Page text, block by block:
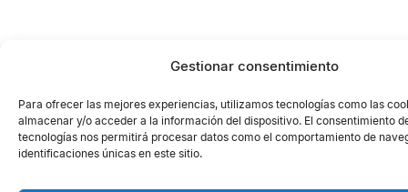
Gestionar consentimiento
Para ofrecer las mejores experiencias, utilizamos tecnologías como las
almacenar y/o acceder a la información del dispositivo. El consentimiento
tecnologías nos permitirá procesar datos como el comportamiento de
identificaciones únicas en este sitio.